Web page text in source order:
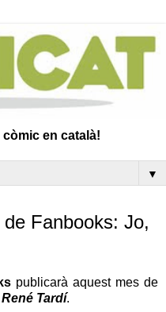
en català!
▼
Fanbooks: Jo,
publicarà aquest mes de
Tardí.